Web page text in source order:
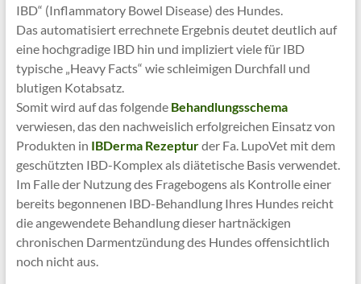
IBD“ (Inflammatory Bowel Disease) des Hundes.
Das automatisiert errechnete Ergebnis deutet deutlich auf
eine hochgradige IBD hin und impliziert viele für IBD
typische „Heavy Facts“ wie schleimigen Durchfall und
blutigen Kotabsatz.
Somit wird auf das folgende Behandlungsschema
verwiesen, das den nachweislich erfolgreichen Einsatz von
Produkten in IBDerma Rezepturder Fa. LupoVet mit dem
geschützten IBD-Komplex als diätetische Basis verwendet.
Im Falle der Nutzung des Fragebogens als Kontrolle einer
bereits begonnenen IBD-Behandlung Ihres Hundes reicht
die angewendete Behandlung dieser hartnäckigen
chronischen Darmentzündung des Hundes offensichtlich
noch nicht aus.